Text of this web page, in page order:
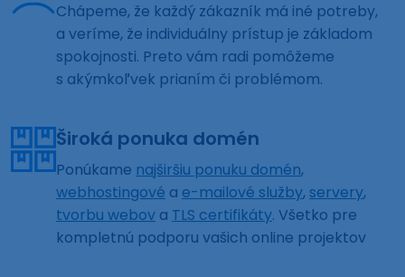
Chápeme, že každý zákazník má iné potreby,
a veríme, že individuálny prístup je základom
spokojnosti. Preto vám radi pomôžeme
s akýmkoľvek prianím či problémom.
Široká ponuka domén
Ponúkame najširšiu ponuku domén,
webhostingové a e-mailové služby, servery,
tvorbu webov a TLS certifikáty. Všetko pre
kompletnú podporu vašich online projektov